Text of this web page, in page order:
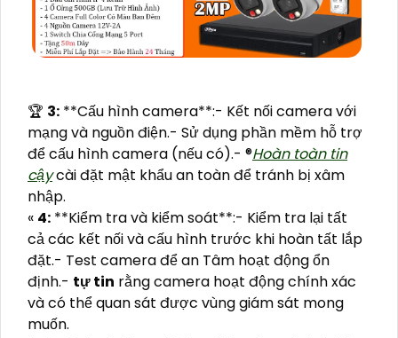
️🏆 3: **Cấu hình camera**:- Kết nối camera với
mạng và nguồn điện.- Sử dụng phần mềm hỗ trợ
để cấu hình camera (nếu có).- ®️Hoàn toàn tin
cậycài đặt mật khẩu an toàn để tránh bị xâm
nhập.
« 4: **Kiểm tra và kiểm soát**:- Kiểm tra lại tất
cả các kết nối và cấu hình trước khi hoàn tất lắp
đặt.- Test camera để an Tâm hoạt động ổn
định.- tự tin rằng camera hoạt động chính xác
và có thể quan sát được vùng giám sát mong
muốn.